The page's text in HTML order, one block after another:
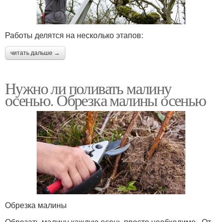
Работы делятся на несколько этапов:
читать дальше →
Нужно ли поливать малину
осенью. Обрезка малины осенью
Обрезка малины